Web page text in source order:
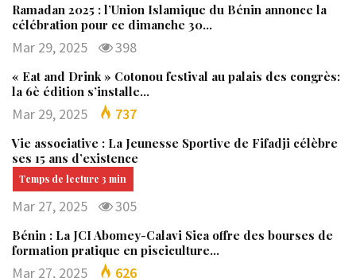
Ramadan 2025 : l’Union Islamique du Bénin annonce la
célébration pour ce dimanche 30…
Mar 29, 2025 398
« Eat and Drink » Cotonou festival au palais des congrès:
la 6è édition s’installe…
Mar 29, 2025 737
Vie associative : La Jeunesse Sportive de Fifadji célèbre
ses 15 ans d’existence
Mar 27, 2025 305
Bénin : La JCI Abomey-Calavi Sica offre des bourses de
formation pratique en pisciculture…
Mar 27, 2025 626